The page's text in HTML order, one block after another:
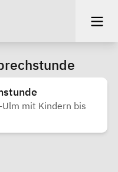
mit Kindern bis